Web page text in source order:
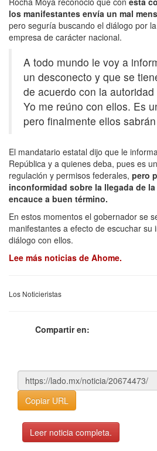
los manifestantes envía un mal
pero seguría buscando el diálogo por
empresa de carácter nacional.
A todo mundo le voy a
un desconecto y que se
de acuerdo con la
Yo me reúno con ellos. Es
pero finalmente ellos
El mandatario estatal dijo que le
República y a quienes deba, pues es
regulación y permisos federales, pero
inconformidad sobre la llegada de
encauce a buen término.
En estos momentos el gobernador se
manifestantes a efecto de escuchar su
diálogo con ellos.
Lee más noticias de Ahome.
Los Noticieristas
Compartir en:
Copiar URL
Leer noticia completa.